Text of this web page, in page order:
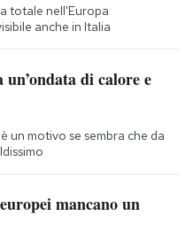
totale nell'Europa
anche in Italia
di calore e
un motivo se sembra che da
mancano un